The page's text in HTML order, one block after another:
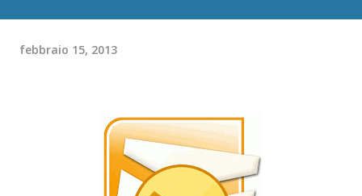
febbraio 15, 2013